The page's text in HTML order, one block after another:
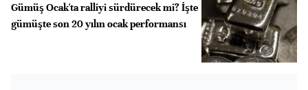
Gümüş Ocak'ta ralliyi sürdürecek mi? İşte
gümüşte son 20 yılın ocak performansı